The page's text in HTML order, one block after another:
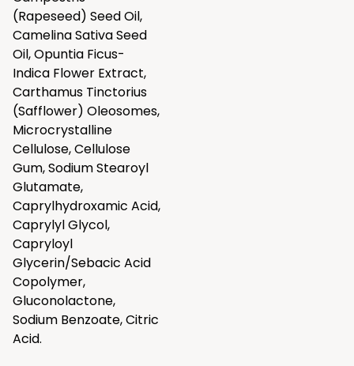
(Rapeseed) Seed Oil,
Camelina Sativa Seed
Oil, Opuntia Ficus-
Indica Flower Extract,
Carthamus Tinctorius
(Safflower) Oleosomes,
Microcrystalline
Cellulose, Cellulose
Gum, Sodium Stearoyl
Glutamate,
Caprylhydroxamic Acid,
Caprylyl Glycol,
Capryloyl
Glycerin/Sebacic Acid
Copolymer,
Gluconolactone,
Sodium Benzoate, Citric
Acid.